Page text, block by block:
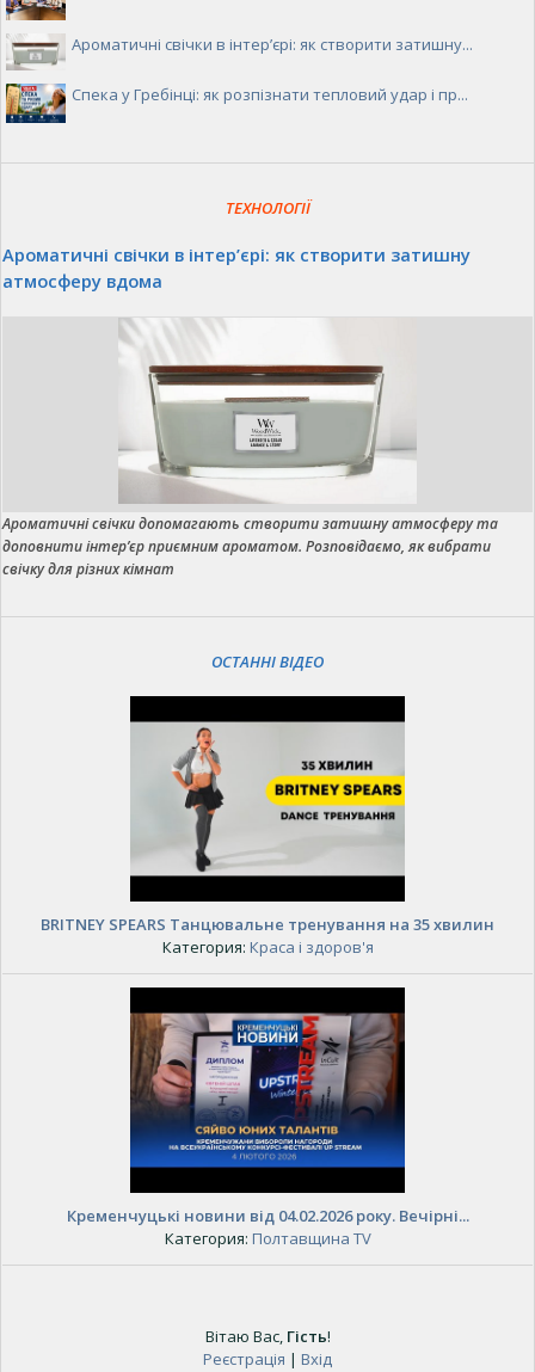
Ароматичні свічки в інтер’єрі: як створити затишну...
Спека у Гребінці: як розпізнати тепловий удар і пр...
ТЕХНОЛОГІЇ
Ароматичні свічки в інтер’єрі: як створити затишну
атмосферу вдома
Ароматичні свічки допомагають створити затишну атмосферу та
доповнити інтер’єр приємним ароматом. Розповідаємо, як вибрати
свічку для різних кімнат
ОСТАННІ ВІДЕО
BRITNEY SPEARS Танцювальне тренування на 35 хвилин
Категория: Краса і здоров'я
Кременчуцькі новини від 04.02.2026 року. Вечірні...
Категория: Полтавщина TV
Вітаю Вас, Гість!
Реєстрація | Вхід